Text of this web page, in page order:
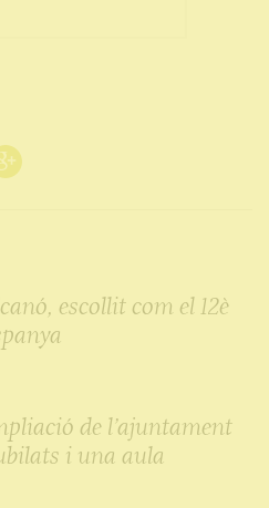
escollit com el 12è
de l’ajuntament
i una aula